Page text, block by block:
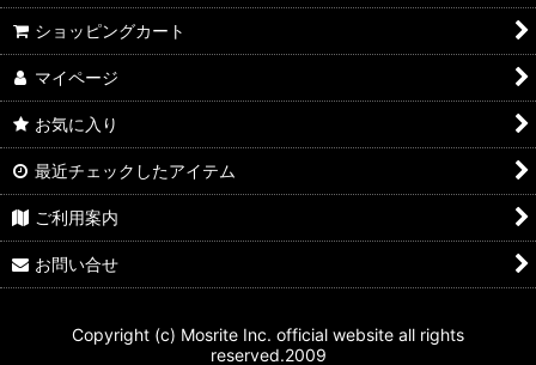
ショッピングカート
マイページ
お気に入り
最近チェックしたアイテム
ご利用案内
お問い合せ
Copyright (c) Mosrite Inc. official website all rights
reserved.2009